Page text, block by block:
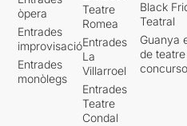
òpera
Entrades
improvisació
Entrades
monòlegs
Teatre
Romea
Entrades
La
Villarroel
Entrades
Teatre
Condal
Black
Teatral
Guanya
de